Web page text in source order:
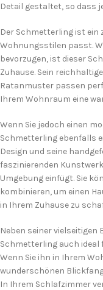
Detail gestaltet, so dass
Der Schmetterling ist ein
Wohnungsstilen passt.
bevorzugen, ist dieser
Zuhause. Sein
Ratanmuster passen
Ihrem Wohnraum eine
Wenn Sie jedoch einen
Schmetterling ebenfalls
Design und seine
faszinierenden
Umgebung einfügt. Sie
kombinieren, um einen
in Ihrem Zuhause zu
Neben seiner
Schmetterling auch ideal
Wenn Sie ihn in Ihrem
wunderschönen
In Ihrem Schlafzimmer